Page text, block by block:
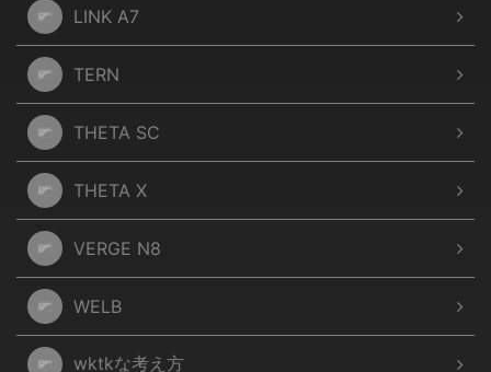
LINK A7
TERN
THETA SC
THETA X
VERGE N8
WELB
wktkな考え方